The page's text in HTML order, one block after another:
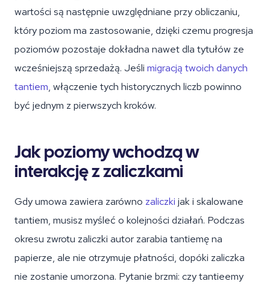
wartości są następnie uwzględniane przy obliczaniu,
który poziom ma zastosowanie, dzięki czemu progresja
poziomów pozostaje dokładna nawet dla tytułów ze
wcześniejszą sprzedażą. Jeśli migracją twoich danych
tantiem, włączenie tych historycznych liczb powinno
być jednym z pierwszych kroków.
Jak poziomy wchodzą w
interakcję z zaliczkami
Gdy umowa zawiera zarówno zaliczki jak i skalowane
tantiem, musisz myśleć o kolejności działań. Podczas
okresu zwrotu zaliczki autor zarabia tantiemę na
papierze, ale nie otrzymuje płatności, dopóki zaliczka
nie zostanie umorzona. Pytanie brzmi: czy tantieemy